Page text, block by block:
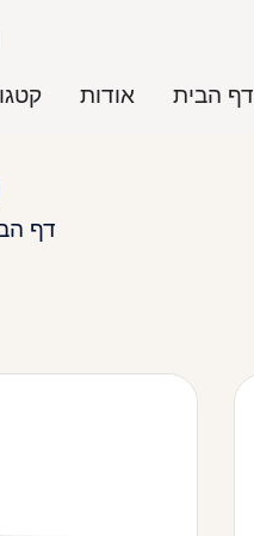
דף הבית אודות
דף